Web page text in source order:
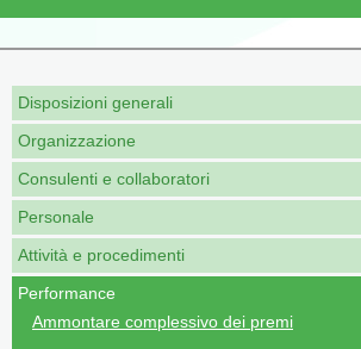
Disposizioni generali
Organizzazione
Consulenti e collaboratori
Personale
Attività e procedimenti
Performance
Ammontare complessivo dei premi